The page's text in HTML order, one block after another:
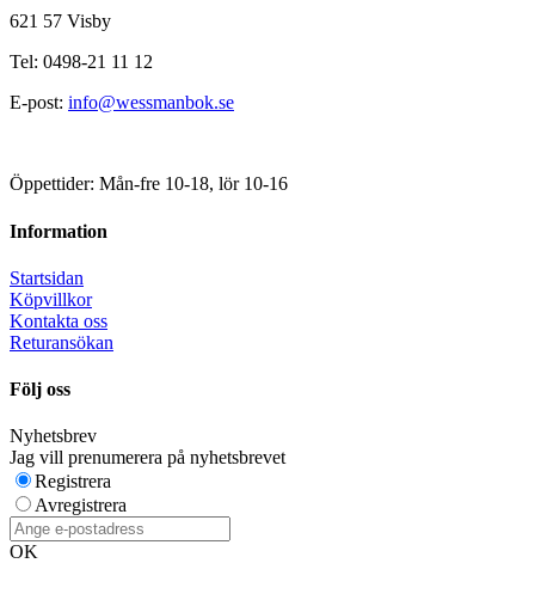
621 57 Visby
Tel: 0498-21 11 12
E-post: info@wessmanbok.se
Öppettider: Mån-fre 10-18, lör 10-16
Information
Startsidan
Köpvillkor
Kontakta oss
Returansökan
Följ oss
Nyhetsbrev
Jag vill prenumerera på nyhetsbrevet
Registrera
Avregistrera
OK